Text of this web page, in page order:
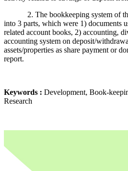
2. The bookkeeping system of the
into 3 parts, which were 1) documents
related account books, 2) accounting,
accounting system on deposit/
assets/properties as share payment or
report.
Keywords : Development, Book-
Research